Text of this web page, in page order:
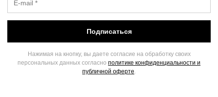
Подписаться
Нажимая на кнопку, вы даете согласие на обработку своих
персональных данных согласно политике конфиденциальности и
публичной оферте.